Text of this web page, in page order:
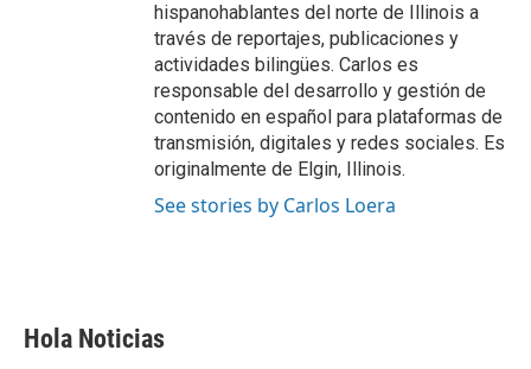
hispanohablantes del norte de Illinois a
través de reportajes, publicaciones y
actividades bilingües. Carlos es
responsable del desarrollo y gestión de
contenido en español para plataformas de
transmisión, digitales y redes sociales. Es
originalmente de Elgin, Illinois.
See stories by Carlos Loera
Hola Noticias